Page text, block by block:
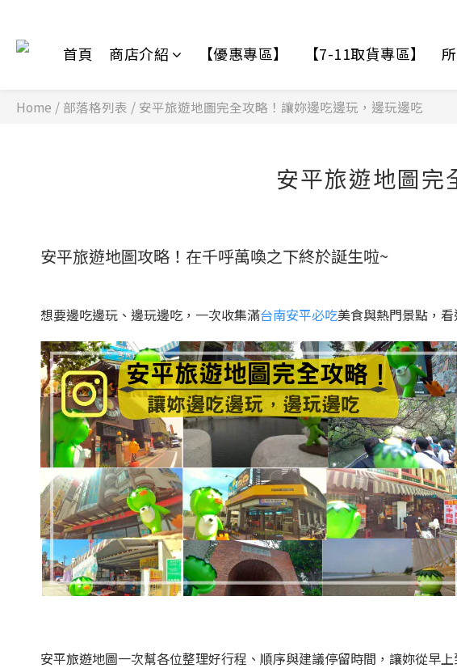
首頁 商店介紹 【優惠專區】 【7-11取貨專區】
Home / 部落格列表 / 安平旅遊地圖完全攻略！讓妳邊吃邊玩，邊玩邊吃
安平旅遊地圖完
安平旅遊地圖攻略！在千呼萬喚之下終於誕生啦~
想要邊吃邊玩、邊玩邊吃，一次收集滿台南安平必吃美食與熱門景點，看
安平旅遊地圖一次幫各位整理好行程、順序與建議停留時間，讓妳從早